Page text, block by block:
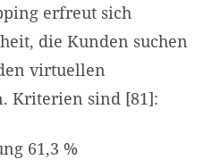
erfreut sich
die Kunden suchen
virtuellen
Kriterien sind [81]:
61,3 %